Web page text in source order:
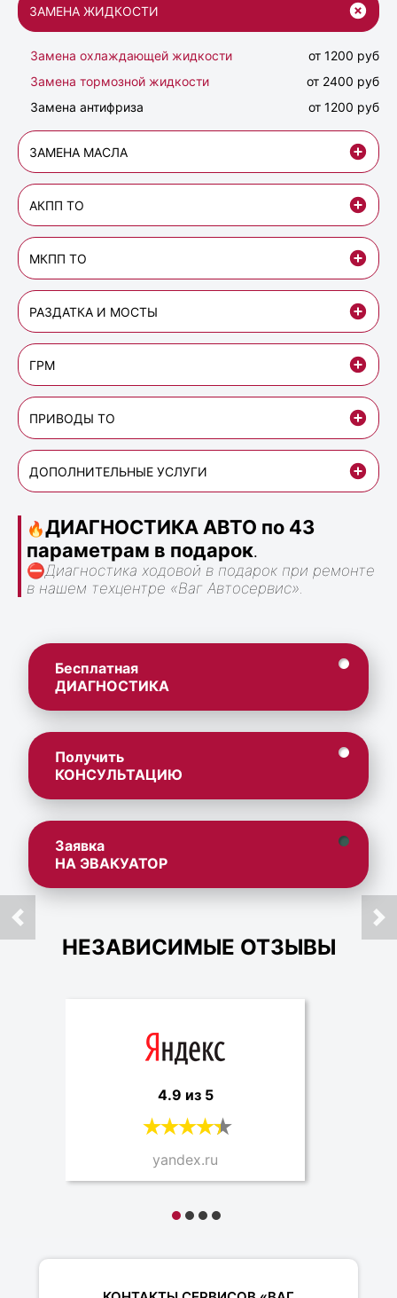
ЗАМЕНА ЖИДКОСТИ
Замена охлаждающей жидкости
от 1200 руб
Замена тормозной жидкости
от 2400 руб
Замена антифриза
от 1200 руб
ЗАМЕНА МАСЛА
АКПП ТО
МКПП ТО
РАЗДАТКА И МОСТЫ
ГРМ
ПРИВОДЫ ТО
ДОПОЛНИТЕЛЬНЫЕ УСЛУГИ
🔥ДИАГНОСТИКА АВТО по 43
параметрам в подарок.
⛔Диагностика ходовой в подарок при ремонте
в нашем техцентре «Ваг Автосервис».
Бесплатная
ДИАГНОСТИКА
Получить
КОНСУЛЬТАЦИЮ
Заявка
НА ЭВАКУАТОР
НЕЗАВИСИМЫЕ ОТЗЫВЫ
4.9 из 5
yandex.ru